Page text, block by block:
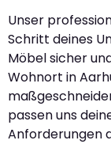
Unser
Schritt deines
Möbel sicher
Wohnort in
passen uns
Anforderungen